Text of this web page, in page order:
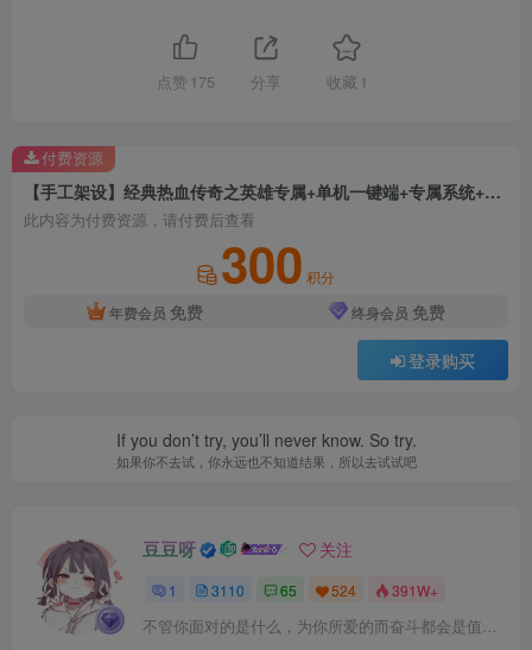
点赞 175 分享 收藏 1
【手工架设】经典热血传奇之英雄专属+单机一键端+专属系统+华丽时装+魔魂系统+成就系统+狂暴之力+单机登陆器
此内容为付费资源，请付费后查看
300 积分
年费会员 免费 终身会员 免费
登录购买
付费资源
If you don’t try, you’ll never know. So try.
如果你不去试，你永远也不知道结果，所以去试试吧
豆豆呀 关注
1 3110 65 524 391W+
不管你面对的是什么，为你所爱的而奋斗都会是值得的